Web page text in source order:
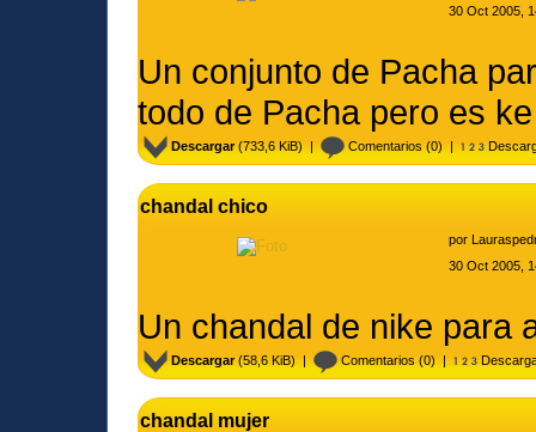
30 Oct 2005,
Un conjunto de Pacha
todo de Pacha pero es
Descargar(733,6 KiB) | Comentarios (0) |
chandal chico
por
30 Oct 2005,
Un chandal de nike para
Descargar(58,6 KiB) | Comentarios (0) |
chandal mujer